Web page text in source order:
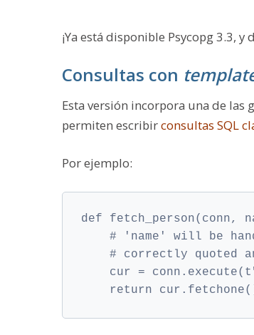
¡Ya está disponible Psycopg 3.3,
Consultas con
Esta versión incorpora una de las
permiten escribirconsultas SQL
Por ejemplo:
def fetch_person(conn,
# 'name' will be
# correctly quoted
cur =
return